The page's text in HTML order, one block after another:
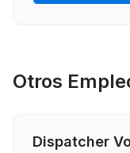
Otros
Dispatcher